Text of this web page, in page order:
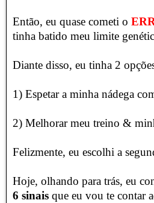
Então, eu quase cometi o
tinha batido meu limite
Diante disso, eu tinha 2
1) Espetar a minha nádega
2) Melhorar meu treino &
Felizmente, eu escolhi a
Hoje, olhando para trás, eu
6 sinais que eu vou te contar